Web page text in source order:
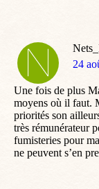
dit
24
Une fois de plus
moyens où il faut.
priorités son
très rémunérateur
fumisteries pour
ne peuvent s’en